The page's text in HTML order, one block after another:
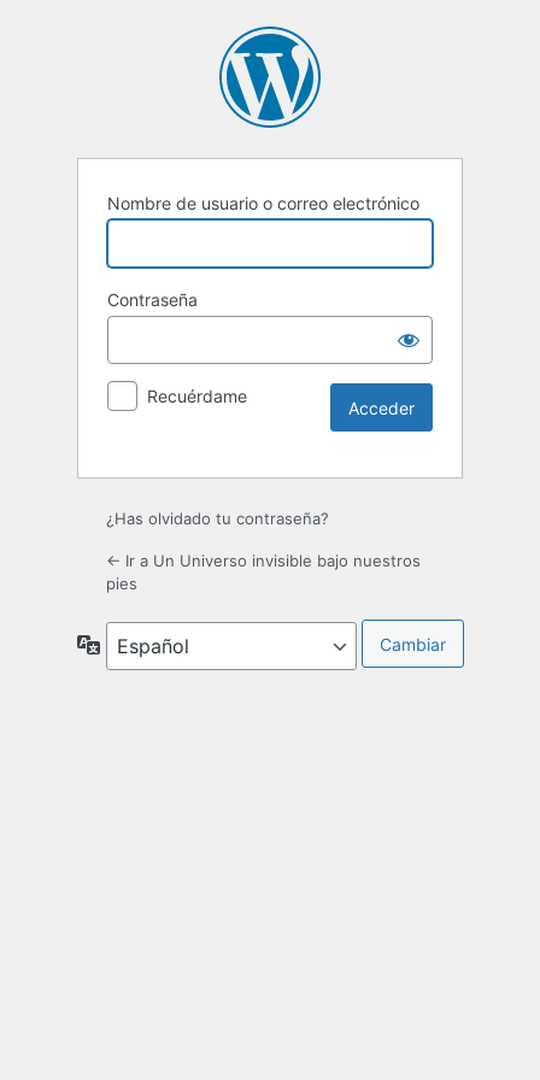
Nombre de usuario o correo electrónico
Contraseña
Recuérdame
¿Has olvidado tu contraseña?
← Ir a Un Universo invisible bajo nuestros
pies
Idioma